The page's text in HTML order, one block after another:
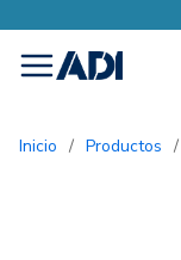
menu
Inicio / Productos /